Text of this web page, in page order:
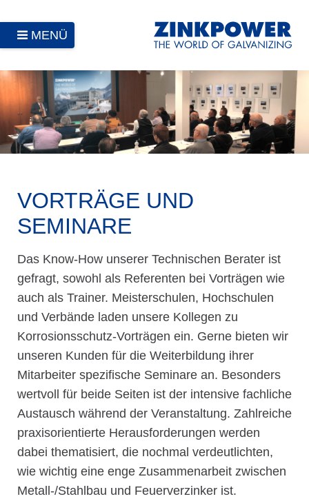
MENÜ
VORTRÄGE UND
SEMINARE
Das Know-How unserer Technischen Berater ist
gefragt, sowohl als Referenten bei Vorträgen wie
auch als Trainer. Meisterschulen, Hochschulen
und Verbände laden unsere Kollegen zu
Korrosionsschutz-Vorträgen ein. Gerne bieten wir
unseren Kunden für die Weiterbildung ihrer
Mitarbeiter spezifische Seminare an. Besonders
wertvoll für beide Seiten ist der intensive fachliche
Austausch während der Veranstaltung. Zahlreiche
praxisorientierte Herausforderungen werden
dabei thematisiert, die nochmal verdeutlichten,
wie wichtig eine enge Zusammenarbeit zwischen
Metall-/Stahlbau und Feuerverzinker ist.